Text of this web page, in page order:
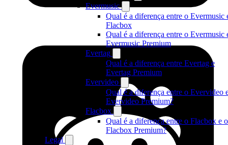
Evermusic
Qual é a diferença entre o Evermusic
Flacbox
Qual é a diferença entre o Evermusic
Evermusic Premium
Evertag
Qual é a diferença entre Evertag e
Evertag Premium
Evervideo
Qual é a diferença entre o Evervideo
Evervideo Premium?
Flacbox
Qual é a diferença entre o Flacbox e o
Flacbox Premium?
Legal